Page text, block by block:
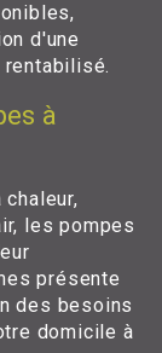
d'une
rentabilisé.
à
les pompes
présente
des besoins
domicile à